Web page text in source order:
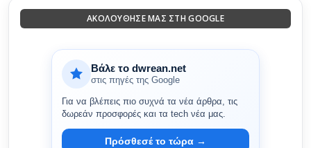
ΑΚΟΛΟΎΘΗΣΈ ΜΑΣ ΣΤΗ GOOGLE
Βάλε το dwrean.net
στις πηγές της Google
Για να βλέπεις πιο συχνά τα νέα άρθρα, τις
δωρεάν προσφορές και τα tech νέα μας.
Πρόσθεσέ το τώρα →